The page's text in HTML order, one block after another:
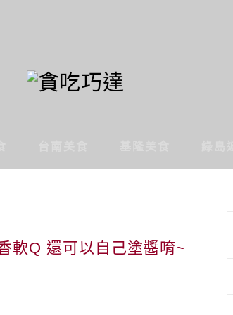
軟Q 還可以自己塗醬唷~